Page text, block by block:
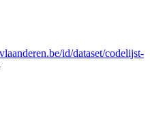
id/dataset/codelijst-